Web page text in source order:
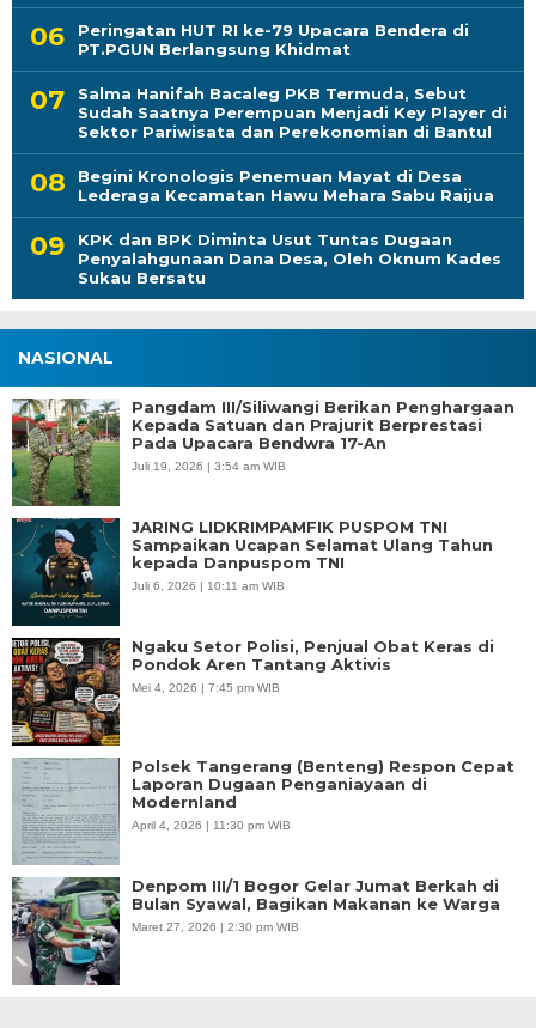
Peringatan HUT RI ke-79 Upacara Bendera di
PT.PGUN Berlangsung Khidmat
Salma Hanifah Bacaleg PKB Termuda, Sebut
Sudah Saatnya Perempuan Menjadi Key Player di
Sektor Pariwisata dan Perekonomian di Bantul
Begini Kronologis Penemuan Mayat di Desa
Lederaga Kecamatan Hawu Mehara Sabu Raijua
KPK dan BPK Diminta Usut Tuntas Dugaan
Penyalahgunaan Dana Desa, Oleh Oknum Kades
Sukau Bersatu
NASIONAL
Pangdam III/Siliwangi Berikan Penghargaan
Kepada Satuan dan Prajurit Berprestasi
Pada Upacara Bendwra 17-An
Juli 19, 2026 | 3:54 am WIB
JARING LIDKRIMPAMFIK PUSPOM TNI
Sampaikan Ucapan Selamat Ulang Tahun
kepada Danpuspom TNI
Juli 6, 2026 | 10:11 am WIB
Ngaku Setor Polisi, Penjual Obat Keras di
Pondok Aren Tantang Aktivis
Mei 4, 2026 | 7:45 pm WIB
Polsek Tangerang (Benteng) Respon Cepat
Laporan Dugaan Penganiayaan di
Modernland
April 4, 2026 | 11:30 pm WIB
Denpom III/1 Bogor Gelar Jumat Berkah di
Bulan Syawal, Bagikan Makanan ke Warga
Maret 27, 2026 | 2:30 pm WIB